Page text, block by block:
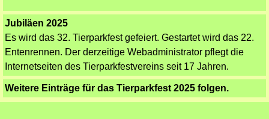
Jubiläen 2025
Es wird das 32. Tierparkfest gefeiert. Gestartet wird das 22.
Entenrennen. Der derzeitige Webadministrator pflegt die
Internetseiten des Tierparkfestvereins seit 17 Jahren.
Weitere Einträge für das Tierparkfest 2025 folgen.